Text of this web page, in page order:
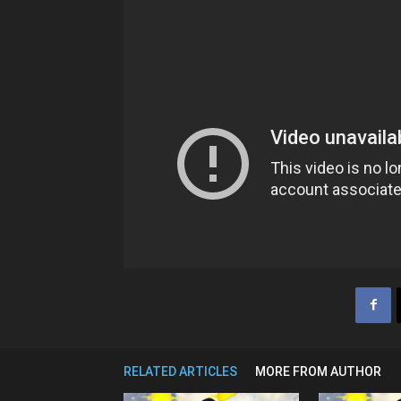
RELATED ARTICLES MORE FROM AUTHOR